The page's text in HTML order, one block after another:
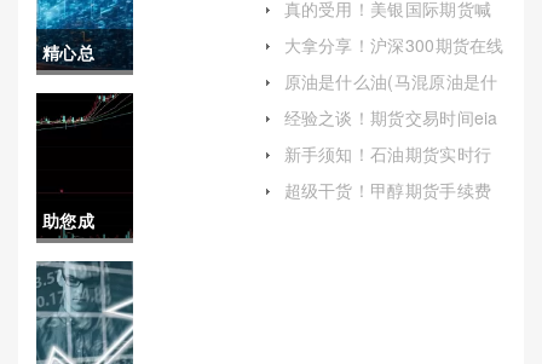
精心总
结！新趋
货直播室
喊单（实
时指导与
个性化策
助您成
长！黄金
期货手续
费费(黄金
些?)
真的受用！美银国际期货喊
好地把握市场机会）
大拿分享！沪深300期货在线
握市场机会）
原油是什么油(马混原油是什
经验之谈！期货交易时间eia
新手须知！石油期货实时行
超级干货！甲醇期货手续费